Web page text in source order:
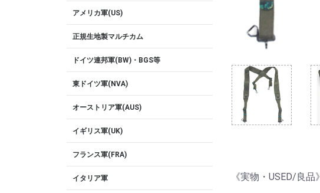
アメリカ軍(US)
正規生地製マルチカム
ドイツ連邦軍(BW)・BGS等
東ドイツ軍(NVA)
オーストリア軍(AUS)
イギリス軍(UK)
フランス軍(FRA)
イタリア軍 《実物・USED/良品》